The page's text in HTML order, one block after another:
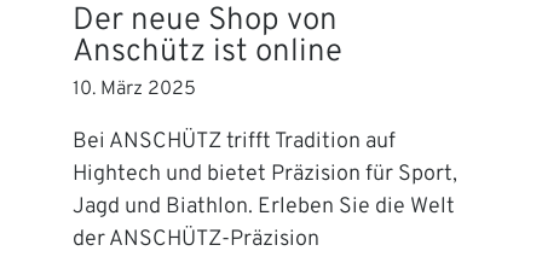
Der neue Shop von
Anschütz ist online
10. März 2025
Bei ANSCHÜTZ trifft Tradition auf
Hightech und bietet Präzision für Sport,
Jagd und Biathlon. Erleben Sie die Welt
der ANSCHÜTZ-Präzision